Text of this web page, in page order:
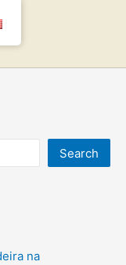
Search
na